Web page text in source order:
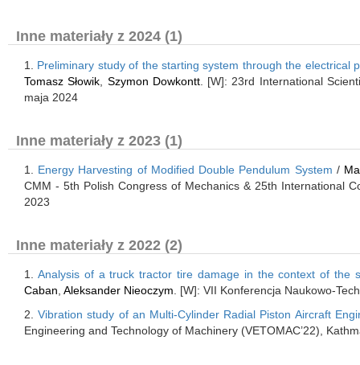
Inne materiały z 2024 (1)
1. Preliminary study of the starting system through the
Tomasz Słowik
Szymon Dowkontt. [W]: 23rd International
maja 2024
Inne materiały z 2023 (1)
1. Energy Harvesting of Modified Double Pendulum System /
CMM - 5th Polish Congress of Mechanics & 25th International
2023
Inne materiały z 2022 (2)
1. Analysis of a truck tractor tire damage in the context of the
Caban Aleksander Nieoczym . [W]: VII Konferencja Naukowo-
2.Vibration study of an Multi-Cylinder Radial Piston Aircraft
Engineering and Technology of Machinery (VETOMAC’22),